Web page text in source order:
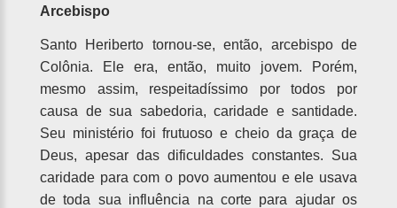
Arcebispo
Santo Heriberto tornou-se, então, arcebispo de
Colônia. Ele era, então, muito jovem. Porém,
mesmo assim, respeitadíssimo por todos por
causa de sua sabedoria, caridade e santidade.
Seu ministério foi frutuoso e cheio da graça de
Deus, apesar das dificuldades constantes. Sua
caridade para com o povo aumentou e ele usava
de toda sua influência na corte para ajudar os